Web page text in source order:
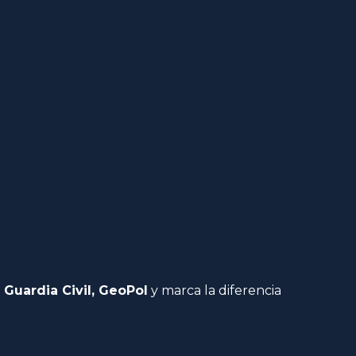
Civil, GeoPol y marca la diferencia